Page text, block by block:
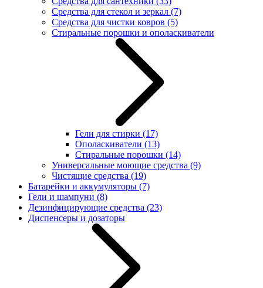
Средства для стекол и зеркал (7)
Средства для чистки ковров (5)
Стиральные порошки и ополаскиватели
Гели для стирки (17)
Ополаскиватели (13)
Стиральные порошки (14)
Универсальные моющие средства (9)
Чистящие средства (19)
Батарейки и аккумуляторы (7)
Гели и шампуни (8)
Дезинфицирующие средства (23)
Диспенсеры и дозаторы